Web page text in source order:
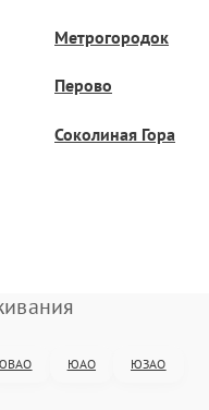
Метрогородок
Перово
Соколиная Гора
ЮАО ЮЗАО